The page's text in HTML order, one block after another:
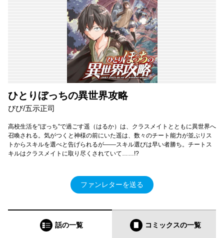
ひとりぼっちの異世界攻略
びび/五示正司
高校生活を“ぼっち”で過ごす遥（はるか）は、クラスメイトとともに異世界へ
召喚される。気がつくと神様の前にいた遥は、数々のチート能力が並ぶリス
トからスキルを選べと告げられるが――スキル選びは早い者勝ち。チートス
キルはクラスメイトに取り尽くされていて……!?
ファンレターを送る
話の一覧 コミックスの一覧